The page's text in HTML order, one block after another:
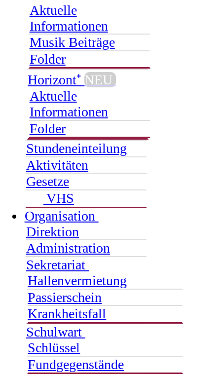
Aktuelle
Informationen
Musik Beiträge
Folder
Horizont⁺ NEU
Aktuelle
Informationen
Folder
Stundeneinteilung
Aktivitäten
Gesetze
VHS
Organisation
Direktion
Administration
Sekretariat
Hallenvermietung
Passierschein
Krankheitsfall
Schulwart
Schlüssel
Fundgegenstände